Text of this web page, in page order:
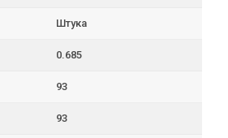
Штука
0.685
93
93